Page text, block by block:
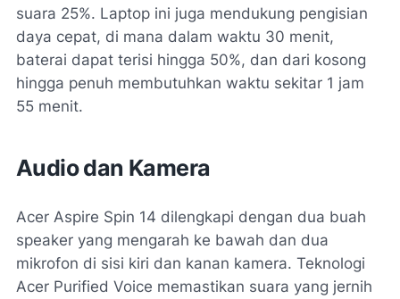
suara 25%. Laptop ini juga mendukung pengisian
daya cepat, di mana dalam waktu 30 menit,
baterai dapat terisi hingga 50%, dan dari kosong
hingga penuh membutuhkan waktu sekitar 1 jam
55 menit.
Audio dan Kamera
Acer Aspire Spin 14 dilengkapi dengan dua buah
speaker yang mengarah ke bawah dan dua
mikrofon di sisi kiri dan kanan kamera. Teknologi
Acer Purified Voice memastikan suara yang jernih